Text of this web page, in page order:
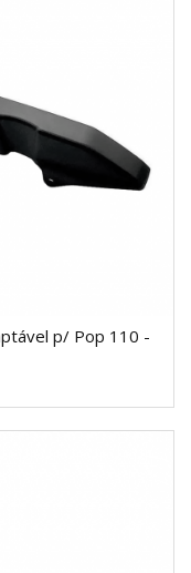
p/ Pop 110 -